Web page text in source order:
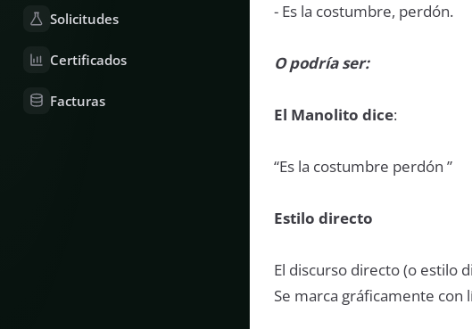
Solicitudes
Certificados
Facturas
- Es la costumbre, perdón.
O podría ser:
El Manolito dice:
“Es la costumbre perdón ”
Estilo directo
El discurso directo (o estilo
Se marca gráficamente con